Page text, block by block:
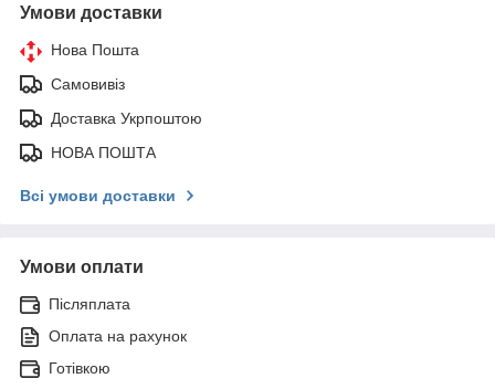
Умови доставки
Нова Пошта
Самовивіз
Доставка Укрпоштою
НОВА ПОШТА
Всі умови доставки
Умови оплати
Післяплата
Оплата на рахунок
Готівкою